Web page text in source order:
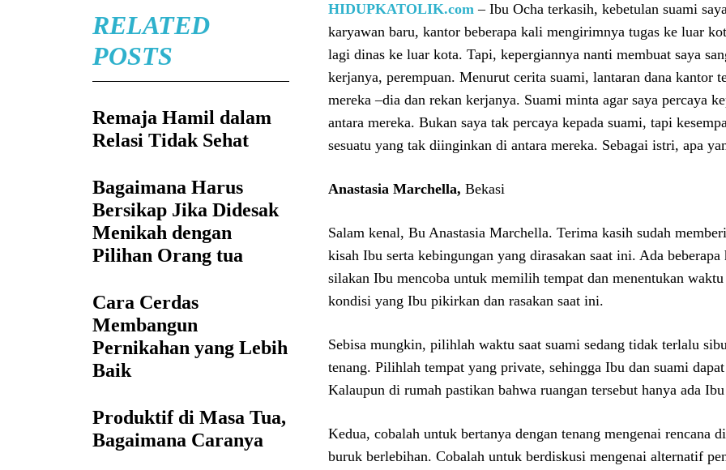
RELATED
POSTS
Remaja Hamil dalam
Relasi Tidak Sehat
Bagaimana Harus
Bersikap Jika Didesak
Menikah dengan
Pilihan Orang tua
Cara Cerdas
Membangun
Pernikahan yang Lebih
Baik
Produktif di Masa Tua,
Bagaimana Caranya
HIDUPKATOLIK.com – Ibu Ocha terkasih, kebetulan suami
karyawan baru, kantor beberapa kali mengirimnya tugas ke luar
lagi dinas ke luar kota. Tapi, kepergiannya nanti membuat saya
kerjanya, perempuan. Menurut cerita suami, lantaran dana kantor
mereka –dia dan rekan kerjanya. Suami minta agar saya percaya
antara mereka. Bukan saya tak percaya kepada suami, tapi
sesuatu yang tak diinginkan di antara mereka. Sebagai istri, apa
Anastasia Marchella, Bekasi
Salam kenal, Bu Anastasia Marchella. Terima kasih sudah
kisah Ibu serta kebingungan yang dirasakan saat ini. Ada
silakan Ibu mencoba untuk memilih tempat dan menentukan
kondisi yang Ibu pikirkan dan rasakan saat ini.
Sebisa mungkin, pilihlah waktu saat suami sedang tidak terlalu
tenang. Pilihlah tempat yang private, sehingga Ibu dan suami
Kalaupun di rumah pastikan bahwa ruangan tersebut hanya ada
Kedua, cobalah untuk bertanya dengan tenang mengenai rencana
buruk berlebihan. Cobalah untuk berdiskusi mengenai alternatif